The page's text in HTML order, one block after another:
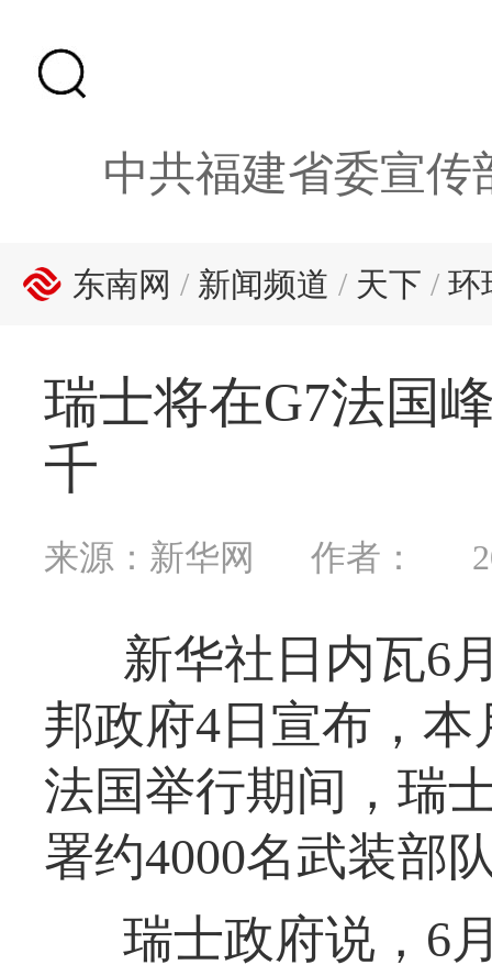
中共福建省委宣传
东南网 / 新闻频道 / 天下 / 环
瑞士将在G7法国
千
来源：新华网 作者：
新华社日内瓦6
邦政府4日宣布，
法国举行期间，瑞
署约4000名武装部
瑞士政府说，6